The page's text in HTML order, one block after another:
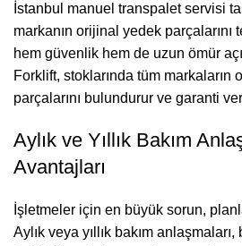
İstanbul manuel transpalet servisi
markanın orijinal yedek parçalarını
hem güvenlik hem de uzun ömür
Forklift, stoklarında tüm markaların
parçalarını bulundurur ve garanti
Aylık ve Yıllık Bakım
Avantajları
İşletmeler için en büyük sorun,
Aylık veya yıllık bakım